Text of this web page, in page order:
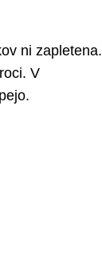
ni zapletena.
V